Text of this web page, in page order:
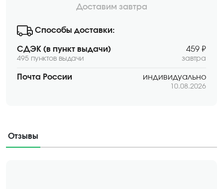
Доставим завтра
Способы доставки:
СДЭК (в пункт выдачи)
495 пунктов выдачи
459 ₽
завтра
Почта России индивидуально
10.08.2026
Отзывы